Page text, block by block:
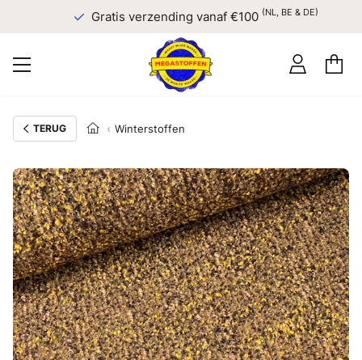
Gratis verzending vanaf €100(NL, BE & DE)
TERUG Winterstoffen